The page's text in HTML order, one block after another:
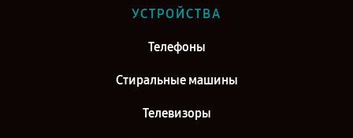
Ремонт стиральной машины Hisense WFU6012S в г. Казань
Ремонт стиральной машины Hisense WFU6012S в г. Самара
Ремонт стиральной машины Hisense WFU6012S в г. Киров
УСТРОЙСТВА
Телефоны
Стиральные машины
Телевизоры